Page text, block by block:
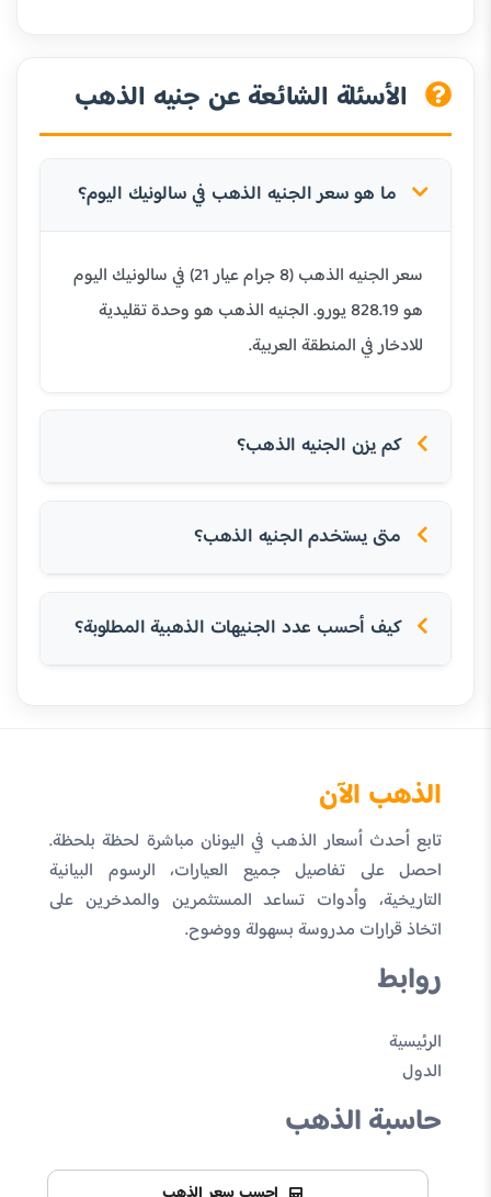
الأسئلة الشائعة عن جنيه الذهب
ما هو سعر الجنيه الذهب في سالونيك اليوم؟
سعر الجنيه الذهب (8 جرام عيار 21) في سالونيك اليوم
هو 828.19 يورو. الجنيه الذهب هو وحدة تقليدية
للادخار في المنطقة العربية.
كم يزن الجنيه الذهب؟
متى يستخدم الجنيه الذهب؟
كيف أحسب عدد الجنيهات الذهبية المطلوبة؟
الذهب الآن
تابع أحدث أسعار الذهب في اليونان مباشرة لحظة بلحظة.
احصل على تفاصيل جميع العيارات، الرسوم البيانية
التاريخية، وأدوات تساعد المستثمرين والمدخرين على
اتخاذ قرارات مدروسة بسهولة ووضوح.
روابط
الرئيسية
الدول
حاسبة الذهب